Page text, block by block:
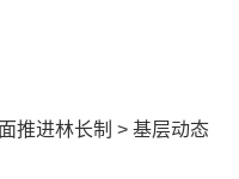
推进林长制 > 基层动态